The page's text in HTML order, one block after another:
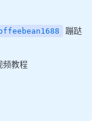
蹦跶
频教程